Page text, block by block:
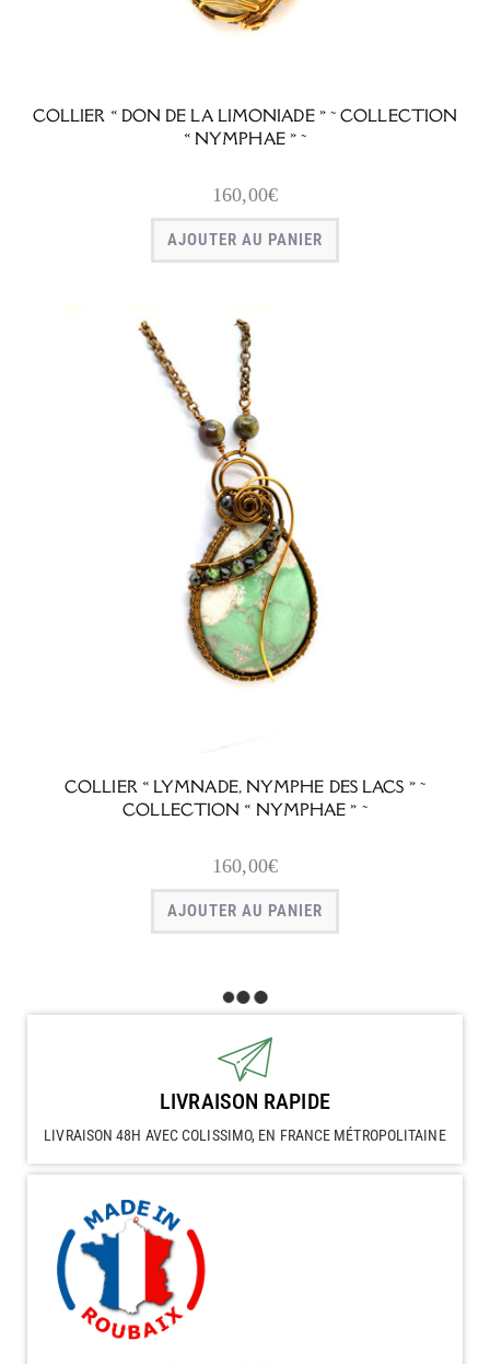
COLLIER « DON DE LA LIMONIADE » ~ COLLECTION
« NYMPHAE » ~
160,00€
AJOUTER AU PANIER
COLLIER « LYMNADE, NYMPHE DES LACS » ~
COLLECTION « NYMPHAE » ~
160,00€
AJOUTER AU PANIER
LIVRAISON RAPIDE
LIVRAISON 48H AVEC COLISSIMO, EN FRANCE MÉTROPOLITAINE